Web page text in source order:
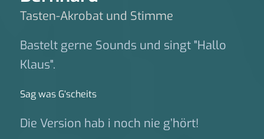
Tasten-Akrobat und Stimme
Bastelt gerne Sounds und singt "Hallo
Klaus".
Sag was G‘scheits
Die Version hab i noch nie g’hört!